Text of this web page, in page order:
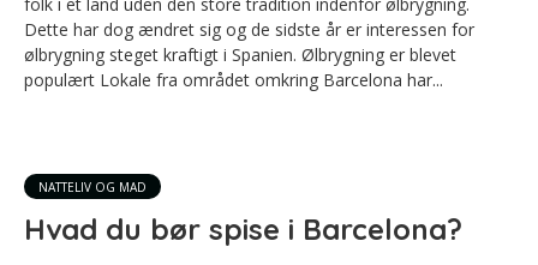
Dette har dog ændret sig og de sidste år er interessen for
ølbrygning steget kraftigt i Spanien. Ølbrygning er blevet
populært Lokale fra området omkring Barcelona har...
NATTELIV OG MAD
Hvad du bør spise i Barcelona?